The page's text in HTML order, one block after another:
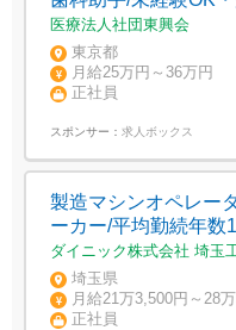
医療法人社団東興会
東京都
月給25万円～36万円
正社員
スポンサー： 求人ボックス
製造マシンオペレー
ーカー/平均勤続年数
ダイニック株式会社 埼玉
埼玉県
月給21万3,500円～28
正社員